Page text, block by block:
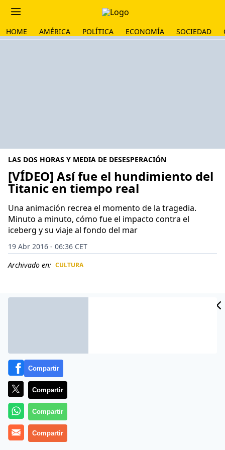
HOME AMÉRICA POLÍTICA ECONOMÍA SOCIEDAD
LAS DOS HORAS Y MEDIA DE DESESPERACIÓN
[VÍDEO] Así fue el hundimiento del
Titanic en tiempo real
Una animación recrea el momento de la tragedia.
Minuto a minuto, cómo fue el impacto contra el
iceberg y su viaje al fondo del mar
19 Abr 2016 - 06:36 CET
Archivado en: CULTURA
El vídeo arrasa en YouTube, y da cuenta del
hundimiento del RMS Titanic en su viaje inaugural en
Compartir
Compartir
Compartir
Compartir